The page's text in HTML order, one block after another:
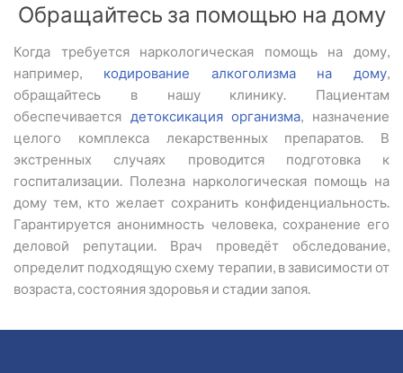
Обращайтесь за помощью на дому
Когда требуется наркологическая помощь на дому,
например, кодирование алкоголизма на дому,
обращайтесь в нашу клинику. Пациентам
обеспечивается детоксикация организма, назначение
целого комплекса лекарственных препаратов. В
экстренных случаях проводится подготовка к
госпитализации. Полезна наркологическая помощь на
дому тем, кто желает сохранить конфиденциальность.
Гарантируется анонимность человека, сохранение его
деловой репутации. Врач проведёт обследование,
определит подходящую схему терапии, в зависимости от
возраста, состояния здоровья и стадии запоя.